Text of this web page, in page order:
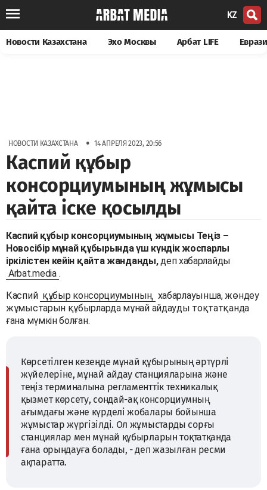
KZ
Новости Казахстана Эхо Москвы Арбат LIFE
НОВОСТИ КАЗАХСТАНА • 14 АПРЕЛЯ 2023, 20:56
Каспий құбыр
консорциумының жұмысы
қайта іске қосылды
Каспий құбыр консорциумының жұмысы Теңіз –
Новосібір мұнай құбырында үш күндік жоспарлы
іркілістен кейін қайта жанданды,деп хабарлайды
Arbat.media .
Каспий құбыр консорциумының хабарлауынша, жөндеу
жұмыстарын құбырларда мұнай айдауды тоқтатқанда
ғана мүмкін болған.
Көрсетілген кезеңде мұнай құбырының әртүрлі
жүйелеріне, мұнай айдау станцияларына және
теңіз терминалына регламенттік техникалық
қызмет көрсету, сондай-ақ консорциумның
ағымдағы және күрделі жобалары бойынша
жұмыстар жүргізілді. Ол жұмыстарды сорғы
станциялар мен мұнай құбырларын тоқтатқанда
ғана орындауға болады, - деп жазылған ресми
ақпаратта.